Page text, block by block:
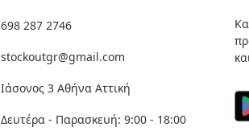
698 287 2746
stockoutgr@gmail.com
Ιάσονος 3 Αθήνα Αττική
Δευτέρα - Παρασκευή: 9:00 - 18:00